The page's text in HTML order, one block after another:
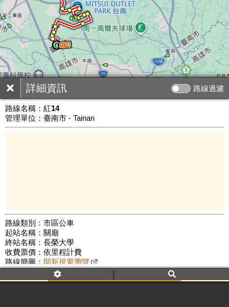
詳細資訊 路線過濾
路線名稱： 紅14
管理單位：臺南市 - Tainan
路線類別：市區公車
起站名稱：關廟
終站名稱：長榮大學
收費票價：依里程計費
路線簡圖： 開新視窗瀏覽
附屬名稱：紅14 關廟 歸仁 長榮大學
公車數量: 累計7536、上線6290